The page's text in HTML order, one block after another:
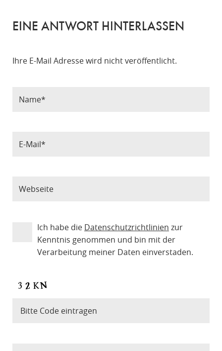
EINE ANTWORT HINTERLASSEN
Ihre E-Mail Adresse wird nicht veröffentlicht.
Ich habe die Datenschutzrichtlinien zur
Kenntnis genommen und bin mit der
Verarbeitung meiner Daten einverstaden.